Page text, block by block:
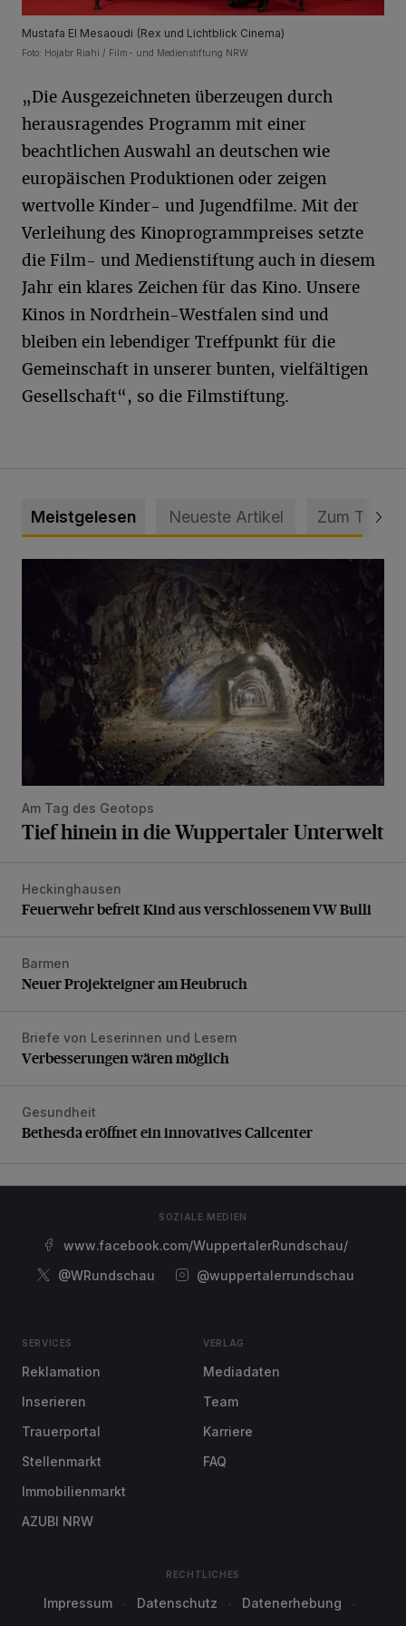
Mustafa El Mesaoudi (Rex und Lichtblick Cinema)
Foto: Hojabr Riahi / Film- und Medienstiftung NRW
„Die Ausgezeichneten überzeugen durch
herausragendes Programm mit einer
beachtlichen Auswahl an deutschen wie
europäischen Produktionen oder zeigen
wertvolle Kinder- und Jugendfilme. Mit der
Verleihung des Kinoprogrammpreises setzte
die Film- und Medienstiftung auch in diesem
Jahr ein klares Zeichen für das Kino. Unsere
Kinos in Nordrhein-Westfalen sind und
bleiben ein lebendiger Treffpunkt für die
Gemeinschaft in unserer bunten, vielfältigen
Gesellschaft“, so die Filmstiftung.
Meistgelesen Neueste Artikel Zum Thema
Am Tag des Geotops
Tief hinein in die Wuppertaler Unterwelt
Feuerwehr befreit Kind aus verschlossenem VW Bulli
Heckinghausen
Feuerwehr befreit Kind aus verschlossenem VW Bulli
Neuer Projekteigner am Heubruch
Barmen
Neuer Projekteigner am Heubruch
Verbesserungen wären möglich
Briefe von Leserinnen und Lesern
Verbesserungen wären möglich
Bethesda eröffnet ein innovatives Callcenter
Gesundheit
Bethesda eröffnet ein innovatives Callcenter
SOZIALE MEDIEN
www.facebook.com/WuppertalerRundschau/
@WRundschau
@wuppertalerrundschau
SERVICES
Reklamation
Inserieren
Trauerportal
Stellenmarkt
Immobilienmarkt
AZUBI NRW
VERLAG
Mediadaten
Team
Karriere
FAQ
RECHTLICHES
Impressum Datenschutz
Datenerhebung